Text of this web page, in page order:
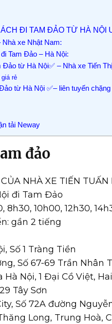
ĐI TAM ĐẢO TỪ HÀ NỘI
Nhà xe Nhật Nam:
Tam Đảo – Hà Nội:
Đảo từ Hà Nội✅ – Nhà xe Tiến
rẻ
từ Hà Nội ✅– liên tuyến chặng
tải Neway
đảo
NHÀ XE TIẾN
đi Tam Đảo
8h30, 10h00, 12h30,
gần 2 tiếng
Số 1 Tràng Tiền
Số 67-69 Trần Nhân
Nội, 1 Đại Cồ Việt,
Tây Sơn
Số 72A đường
Long, Trung Hoà,